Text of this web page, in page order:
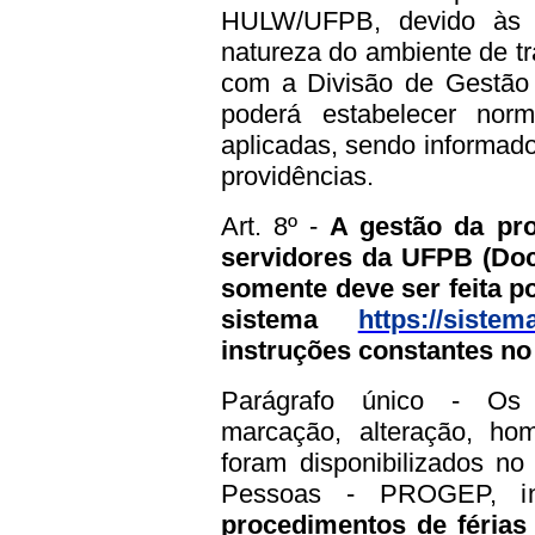
HULW/UFPB, devido
natureza do ambiente de
com a Divisão de
poderá estabelecer
aplicadas, sendo
providências.
Art. 8º -A gestão da
servidores da UFPB
somente deve ser feita
sistema
https://
instruções constantes
Parágrafo único - Os
marcação, alteração,
foram disponibilizados
Pessoas - PROGEP,
procedimentos de férias